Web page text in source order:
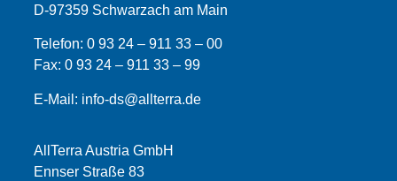
D-97359 Schwarzach am Main
Telefon:0 93 24 – 911 33 – 00
Fax:0 93 24 – 911 33 –99
E-Mail: info-ds@allterra.de
AllTerra Austria GmbH
Ennser Straße 83